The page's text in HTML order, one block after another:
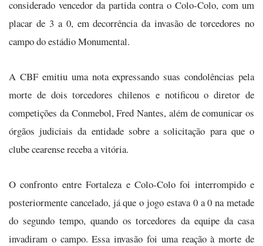
considerado vencedor da partida contra o Colo-Colo, com um
placar de 3 a 0, em decorrência da invasão de torcedores no
campo do estádio Monumental.
A CBF emitiu uma nota expressando suas condolências pela
morte de dois torcedores chilenos e notificou o diretor de
competições da Conmebol, Fred Nantes, além de comunicar os
órgãos judiciais da entidade sobre a solicitação para que o
clube cearense receba a vitória.
O confronto entre Fortaleza e Colo-Colo foi interrompido e
posteriormente cancelado, já que o jogo estava 0 a 0 na metade
do segundo tempo, quando os torcedores da equipe da casa
invadiram o campo. Essa invasão foi uma reação à morte de